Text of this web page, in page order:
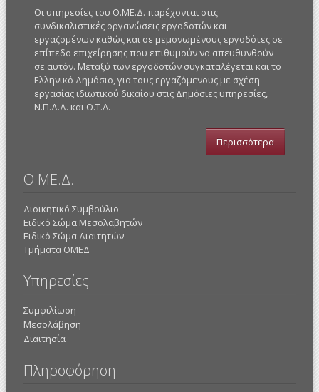
Οι υπηρεσίες του Ο.ΜΕ.Δ. παρέχονται στις
συνδικαλιστικές οργανώσεις εργοδοτών και
εργαζομένων καθώς και σε μεμονωμένους εργοδότες σε
επίπεδο επιχείρησης που επιθυμούν να απευθυνθούν
σε αυτόν. Μεταξύ των εργοδοτών συγκαταλέγεται και το
Ελληνικό Δημόσιο, για τους εργαζόμενους με σχέση
εργασίας ιδιωτικού δικαίου στις Δημόσιες υπηρεσίες,
Ν.Π.Δ.Δ. και Ο.Τ.Α.
Περισσότερα
Ο.ΜΕ.Δ.
Διοικητικό Συμβούλιο
Ειδικό Σώμα Μεσολαβητών
Ειδικό Σώμα Διαιτητών
Τμήματα ΟΜΕΔ
Υπηρεσίες
Συμφιλίωση
Μεσολάβηση
Διαιτησία
Πληροφόρηση